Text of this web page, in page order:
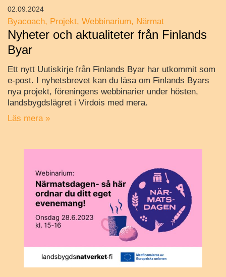
Byacoach Projekt Webbinarium Närmat
Nyheter och aktualiteter från Finlands
Byar
Ett nytt Uutiskirje från Finlands Byar har utkommit som
e-post. I nyhetsbrevet kan du läsa om Finlands Byars
nya projekt, föreningens webbinarier under hösten,
landsbygdslägret i Virdois med mera.
Läs mera »
02.09.2024